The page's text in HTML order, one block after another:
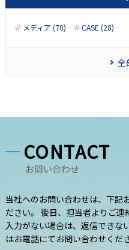
メディア (70) CASE (28)
全
CONTACT
お問い合わせ
当社へのお問い合わせは、下記
ださい。 後日、担当者よりご
入力がない場合は、返信できな
はお電話にてお問い合わせくださ